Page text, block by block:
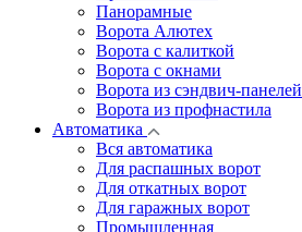
Панорамные
Ворота Алютех
Ворота с калиткой
Ворота c окнами
Ворота из сэндвич-панелей
Ворота из профнастила
Автоматика
Вся автоматика
Для распашных ворот
Для откатных ворот
Для гаражных ворот
Промышленная